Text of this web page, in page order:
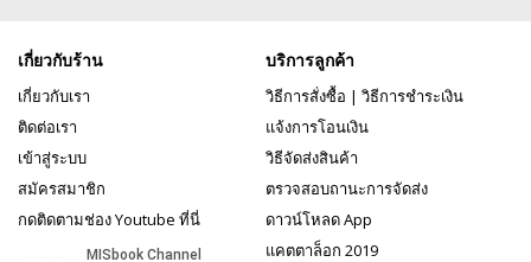
เกี่ยวกับร้าน
เกี่ยวกับเรา
ติดต่อเรา
เข้าสู่ระบบ
สมัครสมาชิก
กดติดตามช่อง Youtube ที่นี่
บริการลูกค้า
วิธีการสั่งซื้อ | วิธีการชำระเงิน
แจ้งการโอนเงิน
วิธีจัดส่งสินค้า
ตรวจสอบถานะการจัดส่ง
ดาวน์โหลด App
แคตตาล็อก 2019